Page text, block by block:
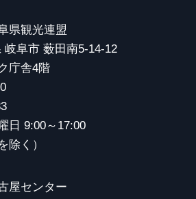
県観光連盟
岐阜市 薮田南5-14-12
庁舎4階
日 9:00～17:00
除く）
屋センター